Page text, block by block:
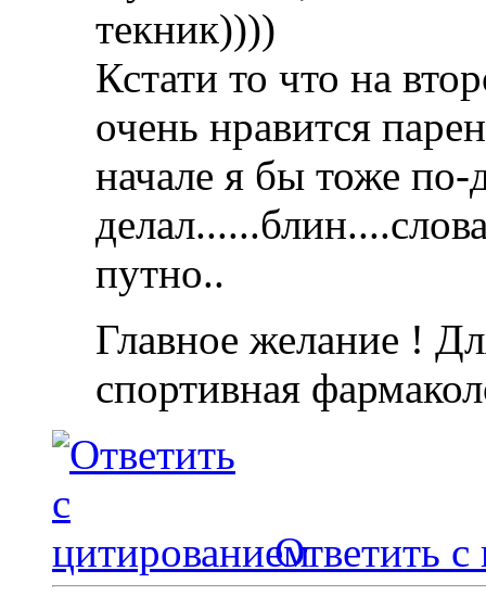
текник))))
Кстати то что на
очень нравится
начале я бы тоже по-
путно..
Главное желание !
спортивная
Ответить с